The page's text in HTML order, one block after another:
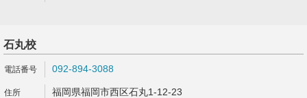
石丸校
092-894-3088
福岡県福岡市西区石丸1-12-23